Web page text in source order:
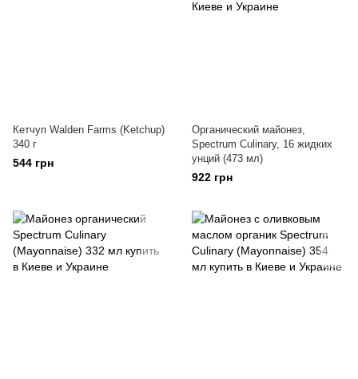
Кетчуп Walden Farms (Ketchup)
340 г
544 грн
Органический майонез,
Spectrum Culinary, 16 жидких
унций (473 мл)
922 грн